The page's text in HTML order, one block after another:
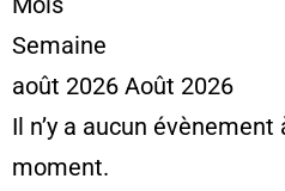
Semaine
août 2026 Août 2026
Il n’y a aucun
moment.